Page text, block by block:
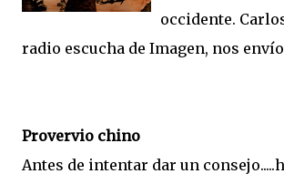
occidente.
radio escucha de Imagen, nos
Provervio chino
Antes de intentar dar un